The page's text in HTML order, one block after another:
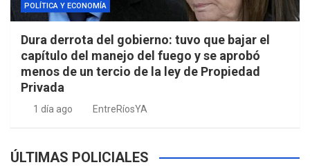
POLÍTICA Y ECONOMÍA
Dura derrota del gobierno: tuvo que bajar el
capítulo del manejo del fuego y se aprobó
menos de un tercio de la ley de Propiedad
Privada
1 día ago EntreRíosYA
ÚLTIMAS POLICIALES